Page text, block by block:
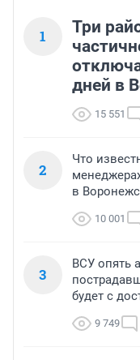
1
Три
дней в
15 551
2
Что
в
10 001
3
ВСУ опять
будет с
9 749